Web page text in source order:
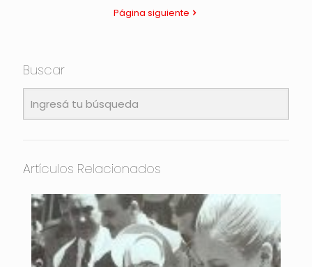
Página siguiente
Buscar
Artículos Relacionados